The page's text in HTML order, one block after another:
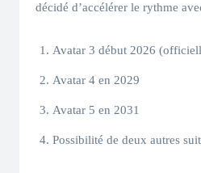
décidé d’accélérer le rythme
Avatar 3 début 2026
Avatar 4 en 2029
Avatar 5 en 2031
Possibilité de deux autres